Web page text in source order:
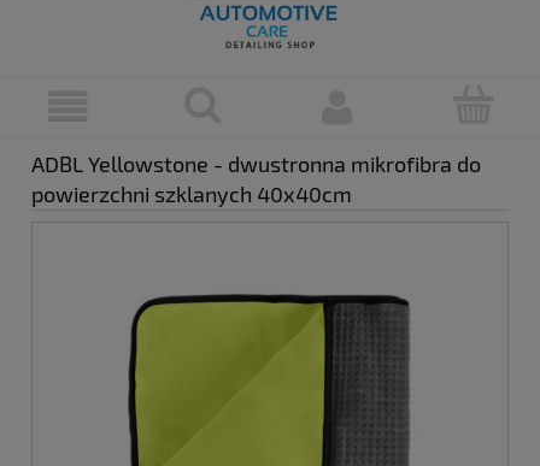
ADBL Yellowstone - dwustronna mikrofibra do
powierzchni szklanych 40x40cm